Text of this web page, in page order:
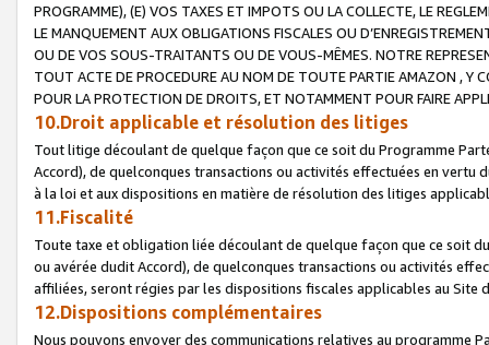
PROGRAMME), (E) VOS TAXES ET IMPOTS OU LA COLLECTE, LE
LE MANQUEMENT AUX OBLIGATIONS FISCALES OU
OU DE VOS SOUS-TRAITANTS OU DE VOUS-MÊMES. NOTRE
TOUT ACTE DE PROCEDURE AU NOM DE TOUTE PARTIE AMAZON , Y
POUR LA PROTECTION DE DROITS, ET NOTAMMENT POUR FAIRE
10.Droit applicable et résolution des litiges
Tout litige découlant de quelque façon que ce soit du Programme
Accord), de quelconques transactions ou activités effectuées en vertu
à la loi et aux dispositions en matière de résolution des litiges
11.Fiscalité
Toute taxe et obligation liée découlant de quelque façon que ce soit
ou avérée dudit Accord), de quelconques transactions ou activités
affiliées, seront régies par les dispositions fiscales applicables au Site
12.Dispositions complémentaires
Nous pouvons envoyer des communications relatives au programme